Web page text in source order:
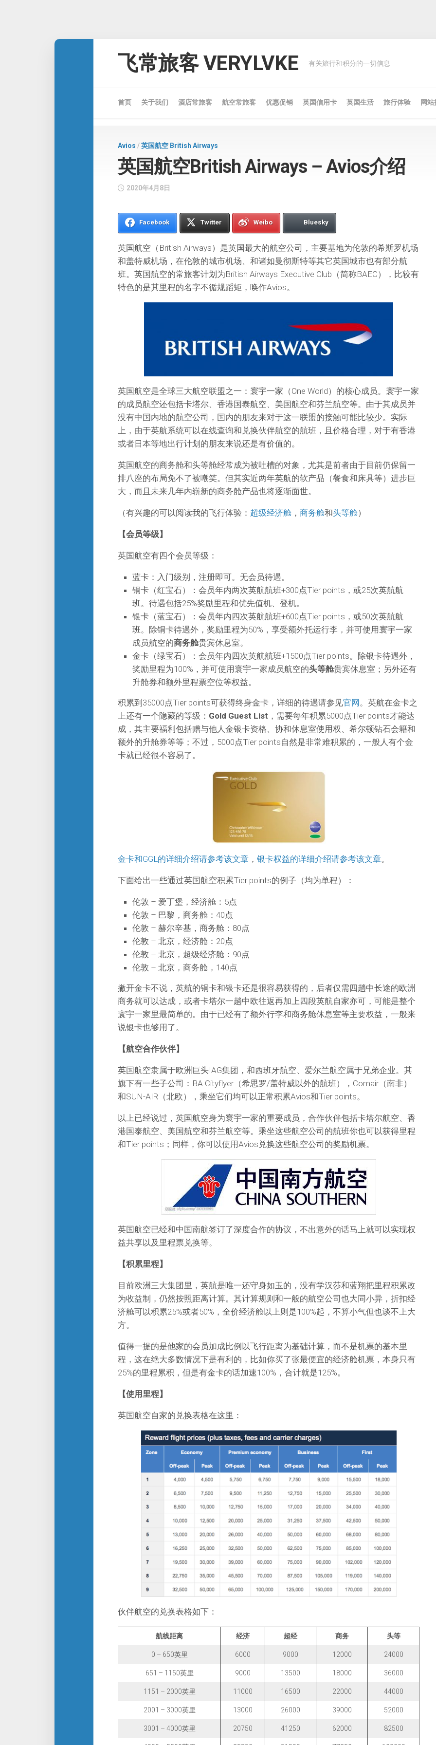
飞常旅客 VERYLVKE 有关旅行和积分的一切信息
首页 关于我们 酒店常旅客 航空常旅客 优惠促销 英国信用卡 英国生活 旅行体验 网
Avios /英国航空 British Airways
英国航空British Airways – Avios介绍
2020年4月8日
Facebook Twitter Weibo Bluesky
英国航空（British Airways）是英国最大的航空公司，主要基地为伦敦的希斯罗机场
和盖特威机场，在伦敦的城市机场、和诸如曼彻斯特等其它英国城市也有部分航
班。英国航空的常旅客计划为British Airways Executive Club（简称BAEC），比较有
特色的是其里程的名字不循规蹈矩，唤作Avios。
英国航空是全球三大航空联盟之一：寰宇一家（One World）的核心成员。寰宇一家
的成员航空还包括卡塔尔、香港国泰航空、美国航空和芬兰航空等。由于其成员并
没有中国内地的航空公司，国内的朋友来对于这一联盟的接触可能比较少。实际
上，由于英航系统可以在线查询和兑换伙伴航空的航班，且价格合理，对于有香港
或者日本等地出行计划的朋友来说还是有价值的。
英国航空的商务舱和头等舱经常成为被吐槽的对象，尤其是前者由于目前仍保留一
排八座的布局免不了被嘲笑。但其实近两年英航的软产品（餐食和床具等）进步巨
大，而且未来几年内崭新的商务舱产品也将逐渐面世。
（有兴趣的可以阅读我的飞行体验： 超级经济舱 ， 商务舱和头等舱）
【会员等级】
英国航空有四个会员等级：
蓝卡：入门级别，注册即可。无会员待遇。
铜卡（红宝石）：会员年内两次英航航班+300点Tier points，或25次英航航
班。待遇包括25%奖励里程和优先值机、登机。
银卡（蓝宝石）：会员年内四次英航航班+600点Tier points，或50次英航航
班。除铜卡待遇外，奖励里程为50%，享受额外托运行李，并可使用寰宇一家
成员航空的商务舱贵宾休息室。
金卡（绿宝石）：会员年内四次英航航班+1500点Tier points。除银卡待遇外，
奖励里程为100%，并可使用寰宇一家成员航空的头等舱贵宾休息室；另外还有
升舱券和额外里程票空位等权益。
积累到35000点Tier points可获得终身金卡，详细的待遇请参见官网 。英航在金卡之
上还有一个隐藏的等级： Gold Guest List ，需要每年积累5000点Tier points才能达
成，其主要福利包括赠与他人金银卡资格、协和休息室使用权、希尔顿钻石会籍和
额外的升舱券等等；不过，5000点Tier points自然是非常难积累的，一般人有个金
卡就已经很不容易了。
金卡和GGL的详细介绍请参考该文章 ， 银卡权益的详细介绍请参考该文章。
下面给出一些通过英国航空积累Tier points的例子（均为单程）：
伦敦 – 爱丁堡，经济舱：5点
伦敦 – 巴黎，商务舱：40点
伦敦 – 赫尔辛基，商务舱：80点
伦敦 – 北京，经济舱：20点
伦敦 – 北京，超级经济舱：90点
伦敦 – 北京，商务舱，140点
撇开金卡不说，英航的铜卡和银卡还是很容易获得的，后者仅需四趟中长途的欧洲
商务就可以达成，或者卡塔尔一趟中欧往返再加上四段英航自家亦可，可能是整个
寰宇一家里最简单的。由于已经有了额外行李和商务舱休息室等主要权益，一般来
说银卡也够用了。
【航空合作伙伴】
英国航空隶属于欧洲巨头IAG集团，和西班牙航空、爱尔兰航空属于兄弟企业。其
旗下有一些子公司：BA Cityflyer（希思罗/盖特威以外的航班），Comair（南非）
和SUN-AIR（北欧），乘坐它们均可以正常积累Avios和Tier points。
以上已经说过，英国航空身为寰宇一家的重要成员，合作伙伴包括卡塔尔航空、香
港国泰航空、美国航空和芬兰航空等。乘坐这些航空公司的航班你也可以获得里程
和Tier points；同样，你可以使用Avios兑换这些航空公司的奖励机票。
英国航空已经和中国南航签订了深度合作的协议，不出意外的话马上就可以实现权
益共享以及里程票兑换等。
【积累里程】
目前欧洲三大集团里，英航是唯一还守身如玉的，没有学汉莎和蓝翔把里程积累改
为收益制，仍然按照距离计算。其计算规则和一般的航空公司也大同小异，折扣经
济舱可以积累25%或者50%，全价经济舱以上则是100%起，不算小气但也谈不上大
方。
值得一提的是他家的会员加成比例以飞行距离为基础计算，而不是机票的基本里
程，这在绝大多数情况下是有利的，比如你买了张最便宜的经济舱机票，本身只有
25%的里程累积，但是有金卡的话加速100%，合计就是125%。
【使用里程】
英国航空自家的兑换表格在这里：
伙伴航空的兑换表格如下：
航线距离 经济 超经 商务 头等
0 – 650英里 6000 9000 12000 24000
651 – 1150英里 9000 13500 18000 36000
1151 – 2000英里 11000 16500 22000 44000
2001 – 3000英里 13000 26000 39000 52000
3001 – 4000英里 20750 41250 62000 82500